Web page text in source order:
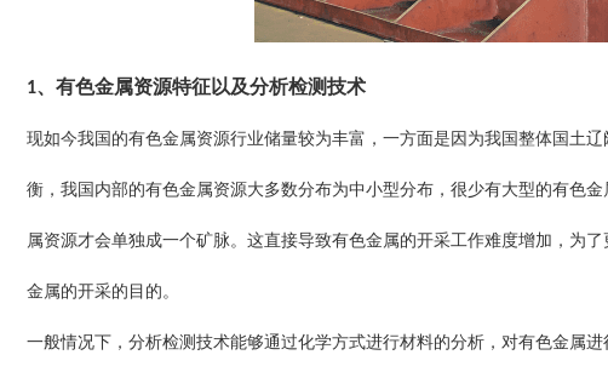
1、有色金属资源特征以及分析检测技术
现如今我国的有色金属资源行业储量较为丰富，一方面是因为我国整体国土
衡，我国内部的有色金属资源大多数分布为中小型分布，很少有大型的有色
属资源才会单独成一个矿脉。这直接导致有色金属的开采工作难度增加，为
金属的开采的目的。
一般情况下，分析检测技术能够通过化学方式进行材料的分析，对有色金属